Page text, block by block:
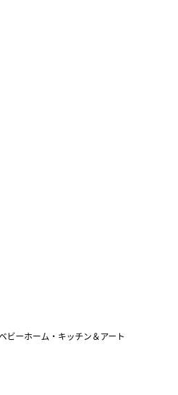
ビーホーム・キッチン＆アート